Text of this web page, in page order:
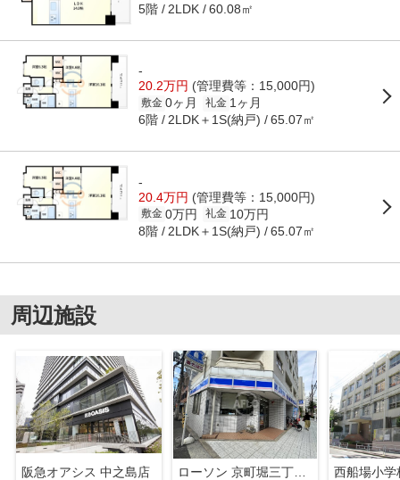
5階 2LDK 60.08㎡
-
20.2万円 (管理費等：15,000円)
敷金 0ヶ月 礼金 1ヶ月
6階 2LDK＋1S(納戸) 65.07㎡
-
20.4万円 (管理費等：15,000円)
敷金 0万円 礼金 10万円
8階 2LDK＋1S(納戸) 65.07㎡
周辺施設
阪急オアシス 中之島店
ローソン 京町堀三丁目店
西船場小学